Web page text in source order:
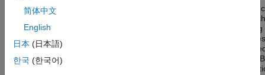
matlab.production_server.client.PipelineClient
for
learning
pipelines
MATLAB
简体中文
English
日本 (日本語)
한국 (한국어)